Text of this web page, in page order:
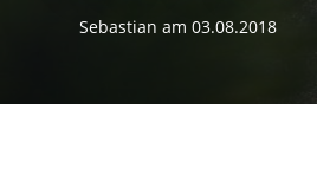
Sebastianam 03.08.2018